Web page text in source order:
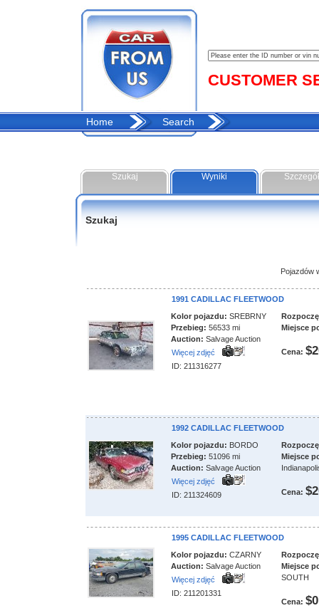
CUSTOMER
Home Search
Szukaj Wyniki
Szukaj
Pojazdów
1991 CADILLAC FLEETWOOD
Kolor pojazdu: SREBRNY
Przebieg: 56533 mi
Auction: Salvage Auction
Więcej zdjęć
ID: 211316277
Miejsce
Cena:
1992 CADILLAC FLEETWOOD
Kolor pojazdu: BORDO
Przebieg: 51096 mi
Auction: Salvage Auction
Więcej zdjęć
ID: 211324609
Miejsce
Cena:
1995 CADILLAC FLEETWOOD
Kolor pojazdu: CZARNY
Auction: Salvage Auction
Więcej zdjęć
ID: 211201331
Miejsce
SOUTH
Cena: $0